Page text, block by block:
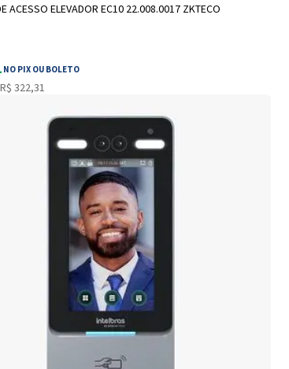
ACESSO ELEVADOR EC10 22.008.0017 ZKTECO
NO PIX OU BOLETO
322,31